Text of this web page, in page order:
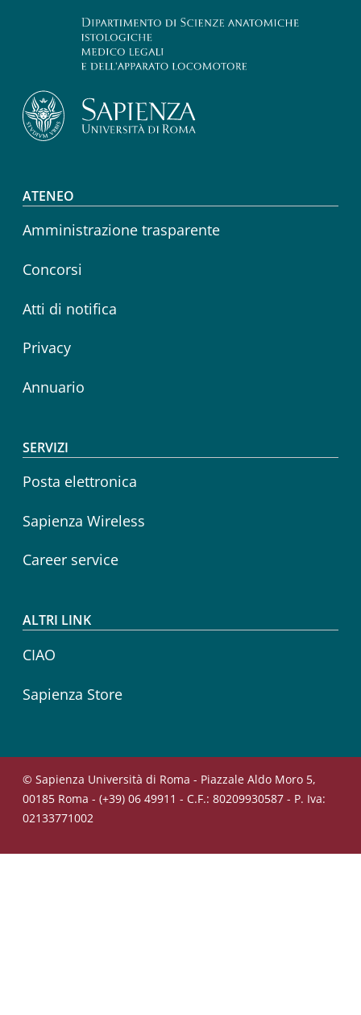
Footer menu
ATENEO
Amministrazione trasparente
Concorsi
Atti di notifica
Privacy
Annuario
SERVIZI
Posta elettronica
Sapienza Wireless
Career service
ALTRI LINK
CIAO
Sapienza Store
© Sapienza Università di Roma - Piazzale Aldo Moro 5,
00185 Roma - (+39) 06 49911 - C.F.: 80209930587 - P. Iva:
02133771002